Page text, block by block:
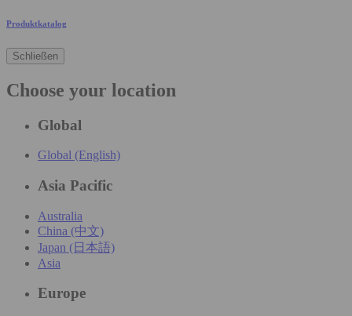
Produktkatalog
Schließen
Choose your location
Global
Global (English)
Asia Pacific
Australia
China (中文)
Japan (日本語)
Asia
Europe